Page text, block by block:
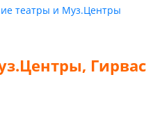
театры и Муз.Центры
Гирвас